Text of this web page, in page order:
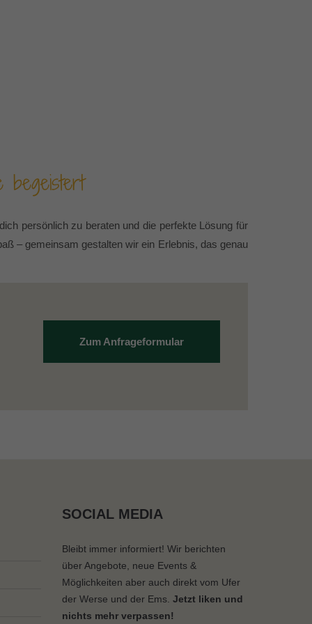
begeistert
persönlich zu beraten und die perfekte Lösung für
– gemeinsam gestalten wir ein Erlebnis, das genau
Zum Anfrageformular
SOCIAL MEDIA
Bleibt immer informiert! Wir berichten
über Angebote, neue Events &
Möglichkeiten aber auch direkt vom Ufer
der Werse und der Ems. Jetzt liken und
nichts mehr verpassen!